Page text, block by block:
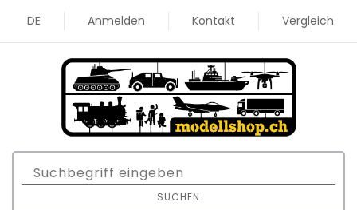
DE Anmelden Kontakt Vergleich
SUCHEN